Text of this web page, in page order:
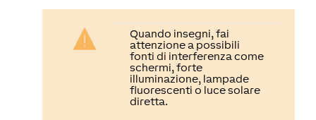
Quando insegni, fai
attenzione a possibili
fonti di interferenza come
schermi, forte
illuminazione, lampade
fluorescenti o luce solare
diretta.